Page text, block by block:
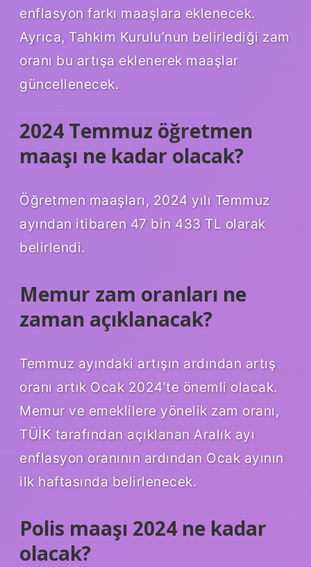
enflasyon farkı maaşlara eklenecek.
Ayrıca, Tahkim Kurulu’nun belirlediği zam
oranı bu artışa eklenerek maaşlar
güncellenecek.
2024 Temmuz öğretmen
maaşı ne kadar olacak?
Öğretmen maaşları, 2024 yılı Temmuz
ayından itibaren 47 bin 433 TL olarak
belirlendi.
Memur zam oranları ne
zaman açıklanacak?
Temmuz ayındaki artışın ardından artış
oranı artık Ocak 2024’te önemli olacak.
Memur ve emeklilere yönelik zam oranı,
TÜİK tarafından açıklanan Aralık ayı
enflasyon oranının ardından Ocak ayının
ilk haftasında belirlenecek.
Polis maaşı 2024 ne kadar
olacak?